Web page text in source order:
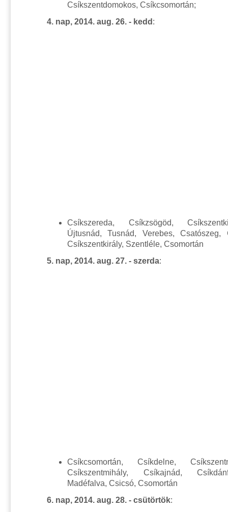
Csíkszentdomokos, Csíkcsomortán;
4. nap, 2014. aug. 26. - kedd :
Csíkszereda, Csíkzsögöd,
Újtusnád, Tusnád, Verebes, Csatószeg,
Csíkszentkirály, Szentléle, Csomortán
5. nap, 2014. aug. 27. - szerda:
Csíkcsomortán, Csíkdelne,
Csíkszentmihály, Csíkajnád,
Madéfalva, Csicsó, Csomortán
6. nap, 2014. aug. 28. - csütörtök: